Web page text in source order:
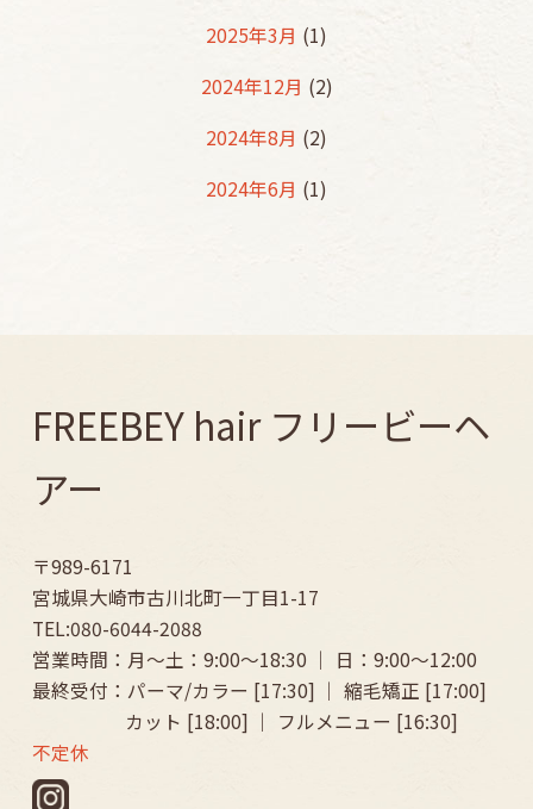
2025年3月 (1)
2024年12月 (2)
2024年8月 (2)
2024年6月 (1)
2023年11月
(1)
2023年8月(2)
2023年7月(1)
2023年6月(1)
FREEBEY hair フリービーヘ
アー
〒989-6171
宮城県大崎市古川北町一丁目1-17
TEL:080-6044-2088
営業時間：月～土：9:00〜18:30 ｜ 日：9:00〜12:00
最終受付：パーマ/カラー [17:30] ｜ 縮毛矯正 [17:00]
カット [18:00] ｜ フルメニュー [16:30]
不定休